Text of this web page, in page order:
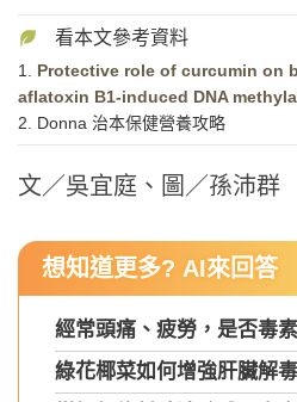
1. Protective role of curcumin on
aflatoxin B1-induced DNA
2. Donna 治本保健營養攻略
文／吳宜庭、圖／孫沛群
想知道更多? AI來回答
經常頭痛、疲勞，是否毒
綠花椰菜如何增強肝臟解